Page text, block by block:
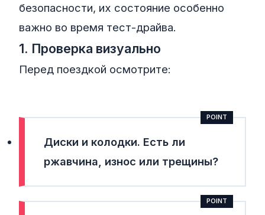
безопасности, их состояние особенно
важно во время тест-драйва.
1. Проверка визуально
Перед поездкой осмотрите:
Диски и колодки. Есть ли
ржавчина, износ или трещины?